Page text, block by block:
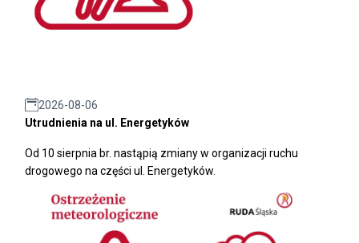
2026-08-06
Utrudnienia na ul. Energetyków
Od 10 sierpnia br. nastąpią zmiany w organizacji ruchu
drogowego na części ul. Energetyków.